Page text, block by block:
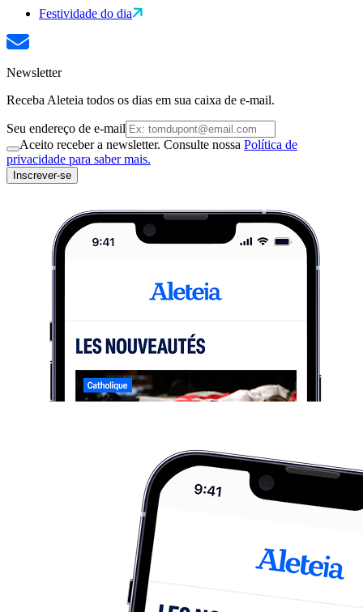
Festividade do dia
Newsletter
Receba Aleteia todos os dias em sua caixa de e-mail.
Seu endereço de e-mail
Aceito receber a newsletter. Consulte nossa Política de
privacidade para saber mais.
Inscrever-se